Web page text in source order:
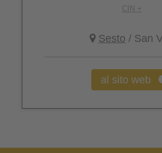
CIN +
Sesto / San
al sito web